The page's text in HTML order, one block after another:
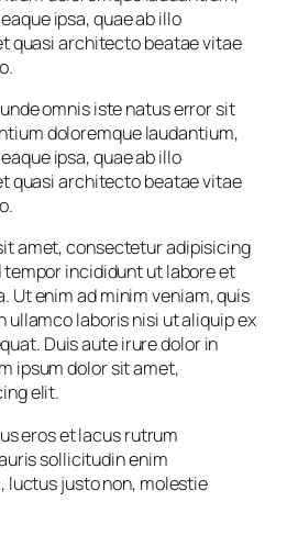
ipsa, quae ab illo
quasi architecto beatae vitae
omnis iste natus error sit
doloremque laudantium,
ipsa, quae ab illo
quasi architecto beatae vitae
amet, consectetur adipisicing
tempor incididunt ut labore et
Ut enim ad minim veniam, quis
laboris nisi ut aliquip ex
Duis aute irure dolor in
ipsum dolor sit amet,
elit.
eros et lacus rutrum
sollicitudin enim
luctus justo non, molestie